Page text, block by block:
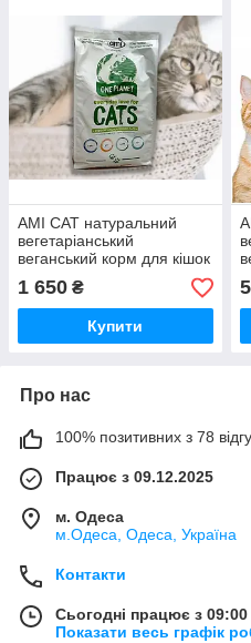
AMI CAT натуральний
вегетаріанський
веганський корм для кішок
преміумкласу 1,5 кг
(Італія)
1 650 ₴
Купити
Про нас
100% позитивних з 78
Працює з 09.12.2025
м. Одеса
м.Одеса, Одеса, Україна
Контакти
Сьогодні працює з
Показати весь графік